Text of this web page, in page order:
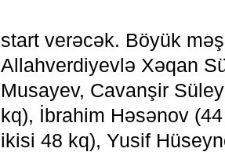
start verəcək. Böyük
Allahverdiyevlə Xəqan
Musayev, Cavanşir
kq), İbrahim Həsənov
ikisi 48 kq), Yusif